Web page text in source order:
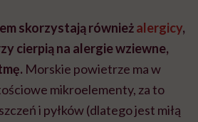
skorzystają równieżalergicy,
cierpią na alergie wziewne,
Morskie powietrze ma w
mikroelementy, za to
i pyłków (dlatego jest miłą